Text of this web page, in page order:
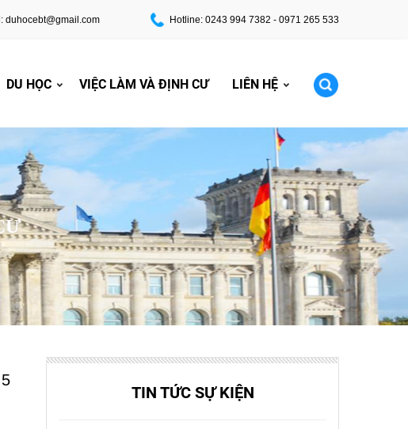
duhocebt@gmail.com Hotline: 0243 994 7382 - 0971 265 533
DU HỌC VIỆC LÀM VÀ ĐỊNH CƯ LIÊN HỆ
TIN TỨC SỰ KIỆN